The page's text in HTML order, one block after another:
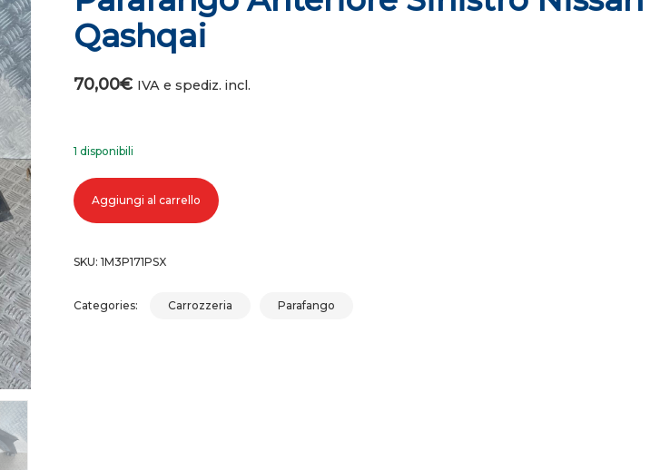
Qashqai
70,00€ IVA e spediz. incl.
1 disponibili
Parafango anteriore sinistro nissan qashqai quantità
Aggiungi al carrello
SKU: 1M3P171PSX
Categories: Carrozzeria Parafango